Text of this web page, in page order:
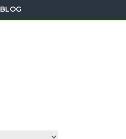
BLOG